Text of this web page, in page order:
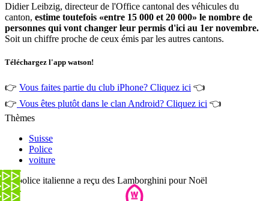
Didier Leibzig, directeur de l'Office cantonal des véhicules du
canton, estime toutefois «entre 15 000 et 20 000» le nombre de
personnes qui vont changer leur permis d'ici au 1er novembre.
Soit un chiffre proche de ceux émis par les autres cantons.
Téléchargez l'app watson!
👉 Vous faites partie du club iPhone? Cliquez ici 👈
👉 Vous êtes plutôt dans le clan Android? Cliquez ici 👈
Thèmes
Suisse
Police
voiture
La police italienne a reçu des Lamborghini pour Noël